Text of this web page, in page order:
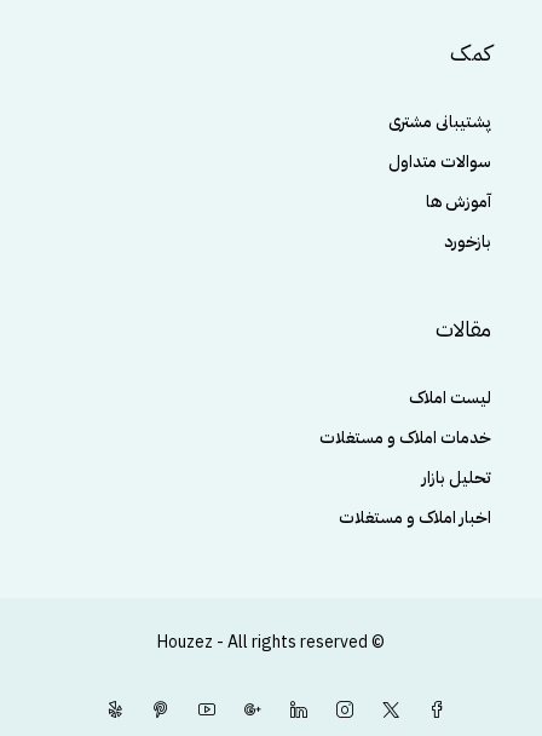
کمک
پشتیبانی مشتری
سوالات متداول
آموزش ها
بازخورد
مقالات
لیست املاک
خدمات املاک و مستغلات
تحلیل بازار
اخبار املاک و مستغلات
© Houzez - All rights reserved